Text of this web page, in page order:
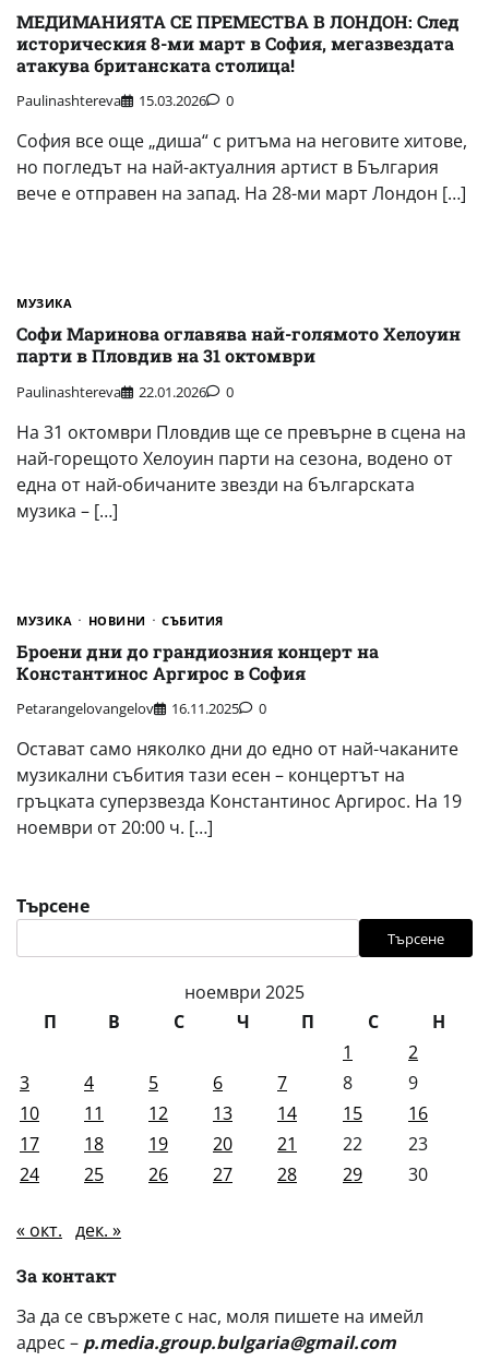
МЕДИМАНИЯТА СЕ ПРЕМЕСТВА В ЛОНДОН: След
историческия 8-ми март в София, мегазвездата
атакува британската столица!
Paulinashtereva 15.03.2026 0
София все още „диша“ с ритъма на неговите хитове,
но погледът на най-актуалния артист в България
вече е отправен на запад. На 28-ми март Лондон […]
МУЗИКА
Софи Маринова оглавява най-голямото Хелоуин
парти в Пловдив на 31 октомври
Paulinashtereva 22.01.2026 0
На 31 октомври Пловдив ще се превърне в сцена на
най-горещото Хелоуин парти на сезона, водено от
една от най-обичаните звезди на българската
музика – […]
МУЗИКА НОВИНИ СЪБИТИЯ
Броени дни до грандиозния концерт на
Константинос Аргирос в София
Petarangelovangelov 16.11.2025 0
Остават само няколко дни до едно от най-чаканите
музикални събития тази есен – концертът на
гръцката суперзвезда Константинос Аргирос. На 19
ноември от 20:00 ч. […]
Търсене
Търсене
ноември 2025
П
В С Ч П С
Н
1
2
3
4 5 6 7 8
9
10
11 12 13 14 15
16
17
18 19 20 21 22
23
24
25 26 27 28 29 30
« окт. дек. »
За контакт
За да се свържете с нас, моля пишете на имейл
адрес – p.media.group.bulgaria@gmail.com